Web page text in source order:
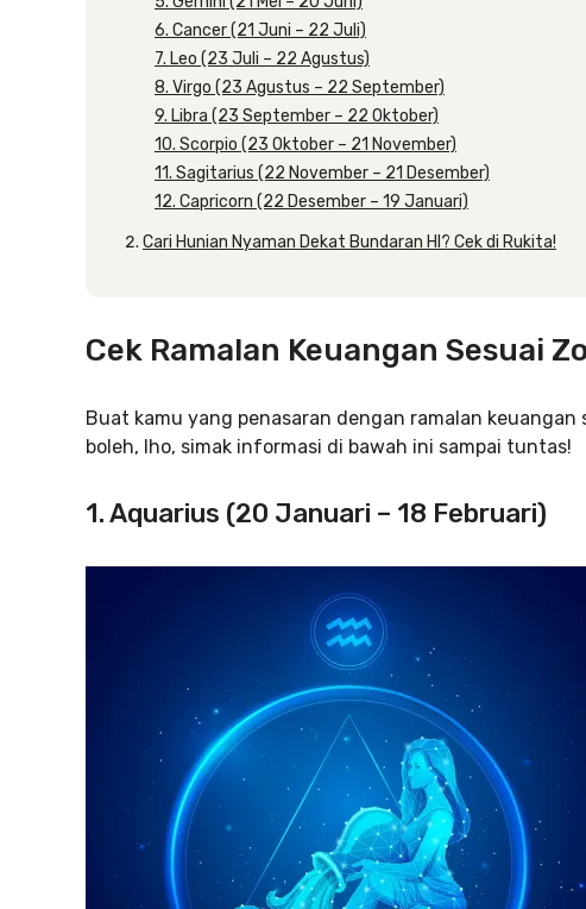
6. Cancer (21 Juni – 22 Juli)
7. Leo (23 Juli – 22 Agustus)
8. Virgo (23 Agustus – 22 September)
9. Libra (23 September – 22 Oktober)
10. Scorpio (23 Oktober – 21 November)
11. Sagitarius (22 November – 21 Desember)
12. Capricorn (22 Desember – 19 Januari)
Cari Hunian Nyaman Dekat Bundaran HI? Cek di Rukita!
Cek Ramalan Keuangan Sesuai
Buat kamu yang penasaran dengan ramalan
boleh, lho, simak informasi di bawah ini sampai tuntas!
1. Aquarius (20 Januari – 18 Februari)